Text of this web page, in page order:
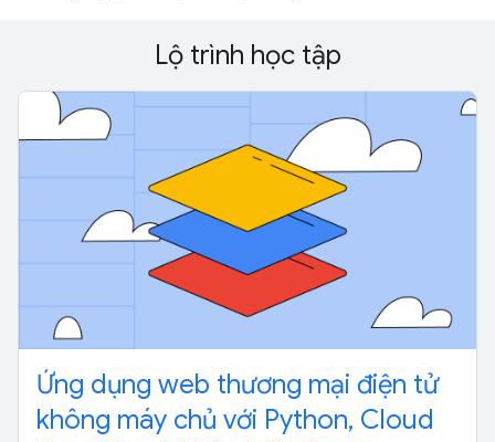
Lộ trình học tập
Ứng dụng web thương mại điện tử
không máy chủ với Python, Cloud